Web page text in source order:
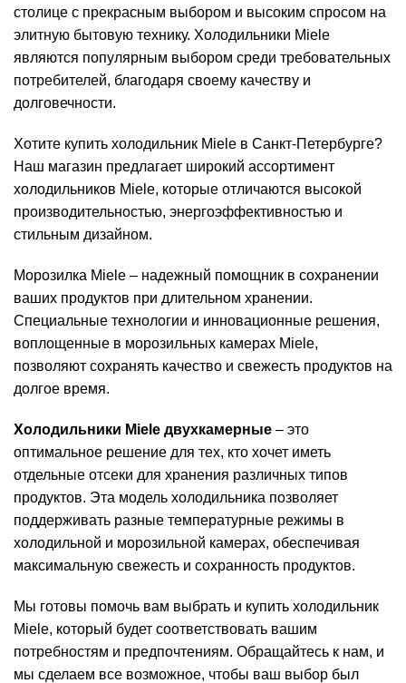
столице с прекрасным выбором и высоким спросом на
элитную бытовую технику. Холодильники Miele
являются популярным выбором среди требовательных
потребителей, благодаря своему качеству и
долговечности.
Хотите купить холодильник Miele в Санкт-Петербурге?
Наш магазин предлагает широкий ассортимент
холодильников Miele, которые отличаются высокой
производительностью, энергоэффективностью и
стильным дизайном.
Морозилка Miele – надежный помощник в сохранении
ваших продуктов при длительном хранении.
Специальные технологии и инновационные решения,
воплощенные в морозильных камерах Miele,
позволяют сохранять качество и свежесть продуктов на
долгое время.
Холодильники Miele двухкамерные – это
оптимальное решение для тех, кто хочет иметь
отдельные отсеки для хранения различных типов
продуктов. Эта модель холодильника позволяет
поддерживать разные температурные режимы в
холодильной и морозильной камерах, обеспечивая
максимальную свежесть и сохранность продуктов.
Мы готовы помочь вам выбрать и купить холодильник
Miele, который будет соответствовать вашим
потребностям и предпочтениям. Обращайтесь к нам, и
мы сделаем все возможное, чтобы ваш выбор был